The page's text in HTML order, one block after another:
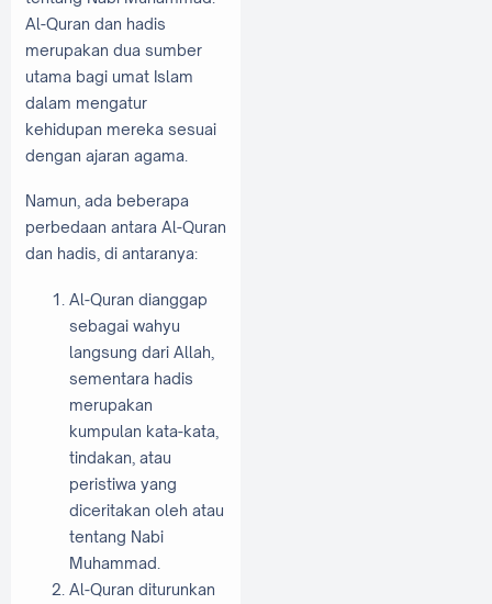
Al-Quran dan hadis
merupakan dua sumber
utama bagi umat Islam
dalam mengatur
kehidupan mereka sesuai
dengan ajaran agama.
Namun, ada beberapa
perbedaan antara Al-Quran
dan hadis, di antaranya:
Al-Quran dianggap
sebagai wahyu
langsung dari Allah,
sementara hadis
merupakan
kumpulan kata-kata,
tindakan, atau
peristiwa yang
diceritakan oleh atau
tentang Nabi
Muhammad.
Al-Quran diturunkan